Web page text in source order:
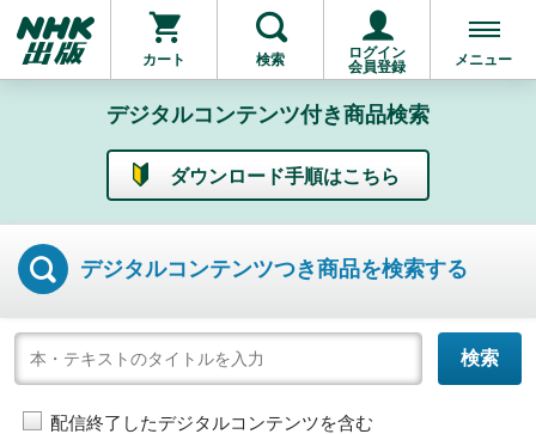
カート 検索
ログイン
会員登録
メニュー
デジタルコンテンツ付き商品検索
ダウンロード手順はこちら
デジタルコンテンツつき商品を検索する
配信終了したデジタルコンテンツを含む